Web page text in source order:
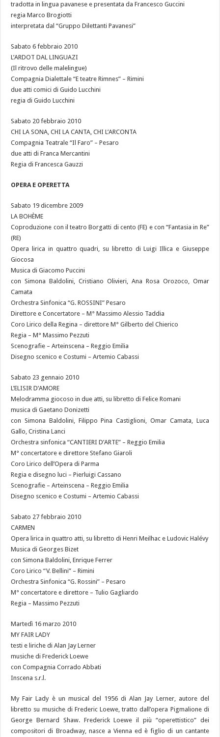
tradotta in lingua pavanese e presentata da Francesco Guccini
regia Marco Brogiotti
interpretata dal “Gruppo Dilettanti Pavanesi”
Sabato 6 febbraio 2010
L’ARDOT DAL LINGUAZI
(Il ritrovo delle malelingue)
Compagnia Dialettale “E teatre Rimnes” – Rimini
due atti comici di Guido Lucchini
regia di Guido Lucchini
Sabato 20 febbraio 2010
CHI LA SONA, CHI LA CANTA, CHI L’ARCONTA
Compagnia Teatrale “Il Faro” – Pesaro
due atti di Franca Mercantini
Regia di Francesca Gauzzi
OPERA E OPERETTA
Sabato 19 dicembre 2009
LA BOHÈME
Coproduzione con il teatro Borgatti di cento (FE) e con “Fantasia in Re”
(RE)
Opera lirica in quattro quadri, su libretto di Luigi Illica e Giuseppe
Giocosa
Musica di Giacomo Puccini
con Simona Baldolini, Cristiano Olivieri, Ana Rosa Orozoco, Omar
Camata
Orchestra Sinfonica “G. ROSSINI” Pesaro
Direttore e Concertatore – M° Massimo Alessio Taddia
Coro Lirico della Regina – direttore M° Gilberto del Chierico
Regia – M° Massimo Pezzuti
Scenografie – Arteinscena – Reggio Emilia
Disegno scenico e Costumi – Artemio Cabassi
Sabato 23 gennaio 2010
L’ELISIR D’AMORE
Melodramma giocoso in due atti, su libretto di Felice Romani
musica di Gaetano Donizetti
con Simona Baldolini, Filippo Pina Castiglioni, Omar Camata, Luca
Gallo, Cristina Lanci
Orchestra sinfonica “CANTIERI D’ARTE” – Reggio Emilia
M° concertatore e direttore Stefano Giaroli
Coro Lirico dell’Opera di Parma
Regia e disegno luci – Pierluigi Cassano
Scenografie – Arteinscena – Reggio Emilia
Disegno scenico e Costumi – Artemio Cabassi
Sabato 27 febbraio 2010
CARMEN
Opera lirica in quattro atti, su libretto di Henri Meilhac e Ludovic Halévy
Musica di Georges Bizet
con Simona Baldolini, Enrique Ferrer
Coro Lirico “V. Bellini” – Rimini
Orchestra Sinfonica “G. Rossini” – Pesaro
M° concertatore e direttore – Tulio Gagliardo
Regia – Massimo Pezzuti
Martedì 16 marzo 2010
MY FAIR LADY
testi e liriche di Alan Jay Lerner
musiche di Frederick Loewe
con Compagnia Corrado Abbati
Inscena s.r.l.
My Fair Lady è un musical del 1956 di Alan Jay Lerner, autore del
libretto su musiche di Frederic Loewe, tratto dall’opera Pigmalione di
George Bernard Shaw. Frederick Loewe il più “operettistico” dei
compositori di Broadway, nasce a Vienna ed è figlio di un cantante